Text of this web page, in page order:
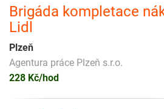
Brigáda kompletace
Lidl
Plzeň
Agentura práce Plzeň s.r.o.
228 Kč/hod